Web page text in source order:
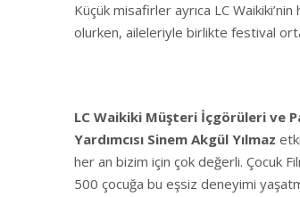
Küçük misafirler ayrıca LC
olurken, aileleriyle birlikte festival
LC Waikiki Müşteri İçgörüleri ve
Yardımcısı Sinem Akgül Yılmaz
her an bizim için çok değerli. Çocuk
500 çocuğa bu eşsiz deneyimi